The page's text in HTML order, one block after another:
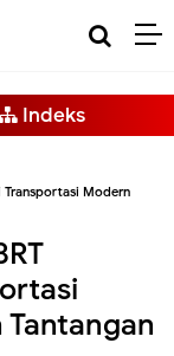
Indeks
Transportasi Modern